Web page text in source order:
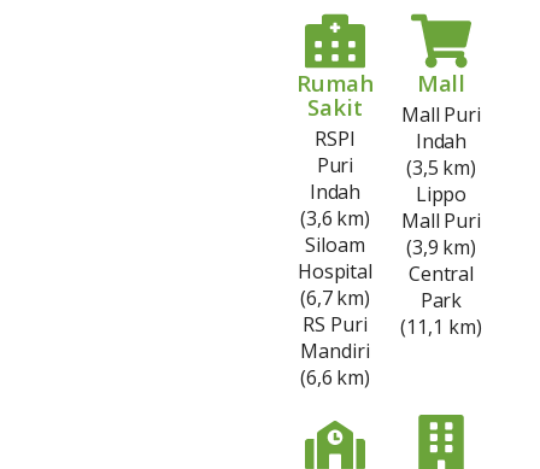
Rumah
Sakit
RSPI
Puri
Indah
(3,6 km)
Siloam
Hospital
(6,7 km)
RS Puri
Mandiri
(6,6 km)
Mall
Mall Puri
Indah
(3,5 km)
Lippo
Mall Puri
(3,9 km)
Central
Park
(11,1 km)